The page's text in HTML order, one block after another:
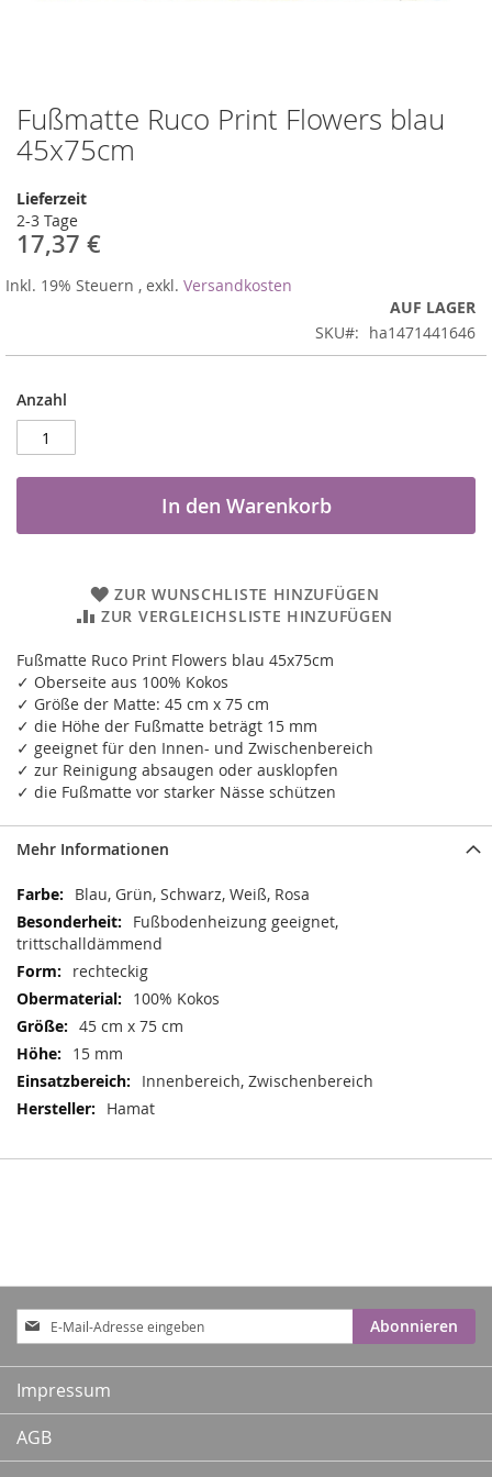
Fußmatte Ruco Print Flowers blau
45x75cm
Lieferzeit
2-3 Tage
17,37 €
Inkl. 19% Steuern , exkl. Versandkosten
AUF LAGER
SKU
ha1471441646
Anzahl
In den Warenkorb
ZUR WUNSCHLISTE HINZUFÜGEN
ZUR VERGLEICHSLISTE HINZUFÜGEN
Fußmatte Ruco Print Flowers blau 45x75cm
✓ Oberseite aus 100% Kokos
✓ Größe der Matte: 45 cm x 75 cm
✓ die Höhe der Fußmatte beträgt 15 mm
✓ geeignet für den Innen- und Zwischenbereich
✓ zur Reinigung absaugen oder ausklopfen
✓ die Fußmatte vor starker Nässe schützen
Zum
Anfang
der
springen
Mehr Informationen
Mehr
Informationen
Blau, Grün, Schwarz, Weiß, Rosa
Fußbodenheizung geeignet,
trittschalldämmend
rechteckig
100% Kokos
45 cm x 75 cm
15 mm
Innenbereich, Zwischenbereich
Hamat
Anmeldung
zum
Newsletter:
Abonnieren
Impressum
AGB